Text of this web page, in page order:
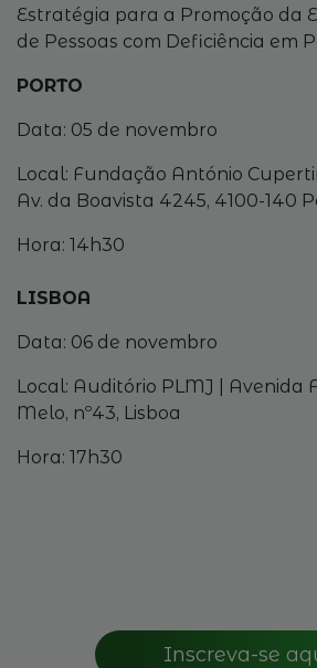
Estratégia para a Promoção da
de Pessoas com Deficiência em
PORTO
Data: 05 de novembro
Local: Fundação António
Av. da Boavista 4245, 4100-140
Hora: 14h30
LISBOA
Data: 06 de novembro
Local: Auditório PLMJ | Avenida
Melo, nº43, Lisboa
Hora: 17h30
Inscreva-se